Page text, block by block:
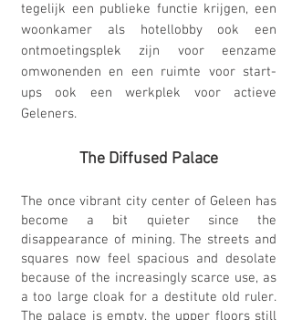
tegelijk een publieke functie krijgen, een
woonkamer als hotellobby ook een
ontmoetingsplek zijn voor eenzame
omwonenden en een ruimte voor start-
ups ook een werkplek voor actieve
Geleners.
The Diffused Palace
The once vibrant city center of Geleen has
become a bit quieter since the
disappearance of mining. The streets and
squares now feel spacious and desolate
because of the increasingly scarce use, as
a too large cloak for a destitute old ruler.
The palace is empty, the upper floors still